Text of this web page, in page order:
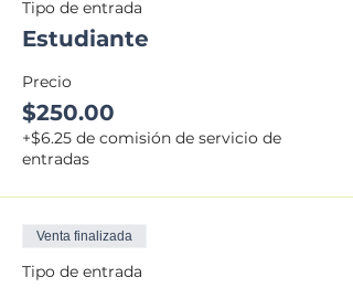
Tipo de entrada
Estudiante
Precio
$250.00
+$6.25 de comisión de servicio de
entradas
Venta finalizada
Tipo de entrada